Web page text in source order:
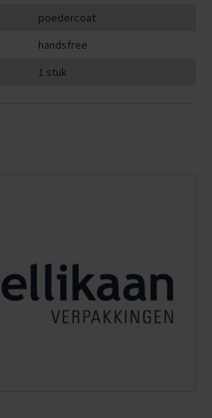
poedercoat
handsfree
1 stuk